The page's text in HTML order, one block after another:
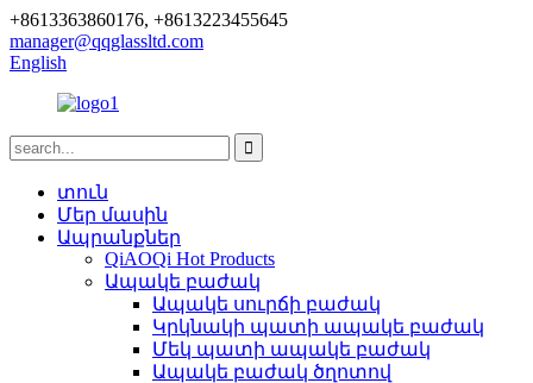
+8613363860176, +8613223455645
manager@qqglassltd.com
English
տուն
Մեր մասին
Ապրանքներ
QiAOQi Hot Products
Ապակե բաժակ
Ապակե սուրճի բաժակ
Կրկնակի պատի ապակե բաժակ
Մեկ պատի ապակե բաժակ
Ապակե բաժակ ծղոտով